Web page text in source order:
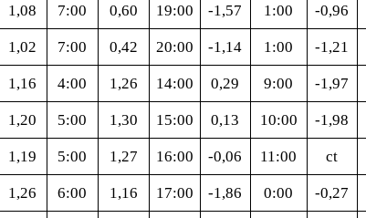
1,08 7:00 0,60 19:00 -1,57 1:00 -0,96
1,02 7:00 0,42 20:00 -1,14 1:00 -1,21
1,16 4:00 1,26 14:00 0,29 9:00 -1,97
1,20 5:00 1,30 15:00 0,13 10:00 -1,98
1,19 5:00 1,27 16:00 -0,06 11:00 ct
1,26 6:00 1,16 17:00 -1,86 0:00 -0,27